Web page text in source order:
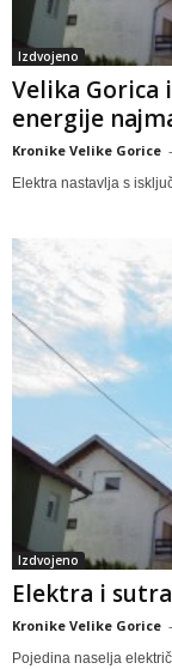
Izdvojeno
Velika Gorica
energije
Kronike Velike Gorice -
Elektra nastavlja s
Izdvojeno
Elektra i
Kronike Velike Gorice -
Pojedina naselja